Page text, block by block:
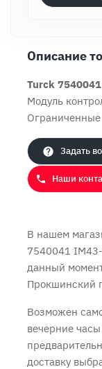
Описание
Turck
Модуль
Задать
Наши
В нашем
7540041
данный
Прокшинский
Возможен
вечерние
доставку
Продолжить